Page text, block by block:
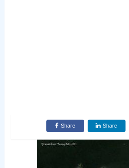
Share Share